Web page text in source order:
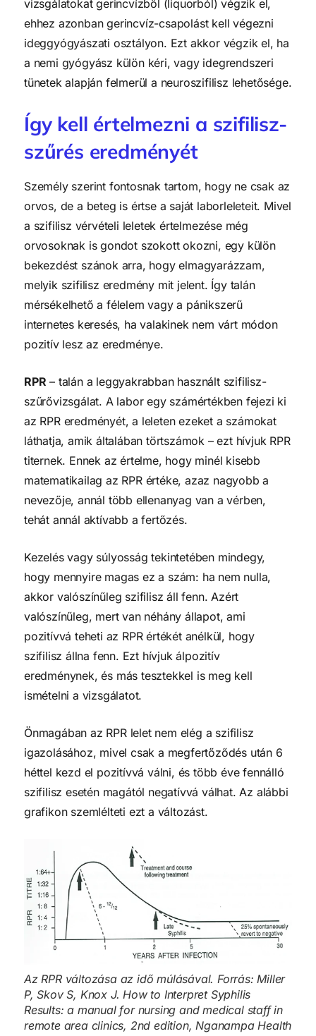
vizsgálatokat gerincvízből (liquorból) végzik el,
ehhez azonban gerincvíz-csapolást kell végezni
ideggyógyászati osztályon. Ezt akkor végzik el, ha
a nemi gyógyász külön kéri, vagy idegrendszeri
tünetek alapján felmerül a neuroszifilisz lehetősége.
Így kell értelmezni a szifilisz-
szűrés eredményét
Személy szerint fontosnak tartom, hogy ne csak az
orvos, de a beteg is értse a saját laborleleteit. Mivel
a szifilisz vérvételi leletek értelmezése még
orvosoknak is gondot szokott okozni, egy külön
bekezdést szánok arra, hogy elmagyarázzam,
melyik szifilisz eredmény mit jelent. Így talán
mérsékelhető a félelem vagy a pánikszerű
internetes keresés, ha valakinek nem várt módon
pozitív lesz az eredménye.
RPR – talán a leggyakrabban használt szifilisz-
szűrővizsgálat. A labor egy számértékben fejezi ki
az RPR eredményét, a leleten ezeket a számokat
láthatja, amik általában törtszámok – ezt hívjuk RPR
titernek. Ennek az értelme, hogy minél kisebb
matematikailag az RPR értéke, azaz nagyobb a
nevezője, annál több ellenanyag van a vérben,
tehát annál aktívabb a fertőzés.
Kezelés vagy súlyosság tekintetében mindegy,
hogy mennyire magas ez a szám: ha nem nulla,
akkor valószínűleg szifilisz áll fenn. Azért
valószínűleg, mert van néhány állapot, ami
pozitívvá teheti az RPR értékét anélkül, hogy
szifilisz állna fenn. Ezt hívjuk álpozitív
eredménynek, és más tesztekkel is meg kell
ismételni a vizsgálatot.
Önmagában az RPR lelet nem elég a szifilisz
igazolásához, mivel csak a megfertőződés után 6
héttel kezd el pozitívvá válni, és több éve fennálló
szifilisz esetén magától negatívvá válhat. Az alábbi
grafikon szemlélteti ezt a változást.
Az RPR változása az idő múlásával. Forrás: Miller
P, Skov S, Knox J. How to Interpret Syphilis
Results: a manual for nursing and medical staff in
remote area clinics, 2nd edition, Nganampa Health